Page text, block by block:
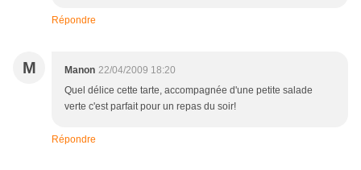
Répondre
M Manon 22/04/2009 18:20
Quel délice cette tarte, accompagnée d'une petite salade
verte c'est parfait pour un repas du soir!
Répondre